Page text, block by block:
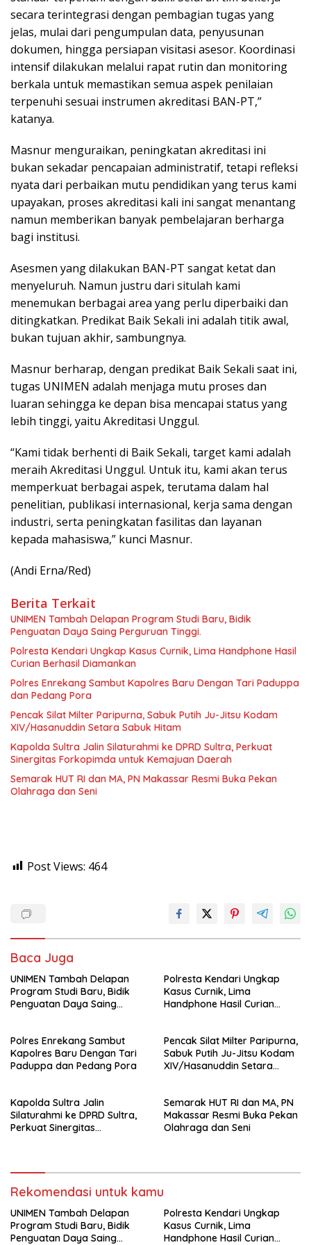
secara terintegrasi dengan pembagian tugas yang
jelas, mulai dari pengumpulan data, penyusunan
dokumen, hingga persiapan visitasi asesor. Koordinasi
intensif dilakukan melalui rapat rutin dan monitoring
berkala untuk memastikan semua aspek penilaian
terpenuhi sesuai instrumen akreditasi BAN-PT,”
katanya.
Masnur menguraikan, peningkatan akreditasi ini
bukan sekadar pencapaian administratif, tetapi refleksi
nyata dari perbaikan mutu pendidikan yang terus kami
upayakan, proses akreditasi kali ini sangat menantang
namun memberikan banyak pembelajaran berharga
bagi institusi.
Asesmen yang dilakukan BAN-PT sangat ketat dan
menyeluruh. Namun justru dari situlah kami
menemukan berbagai area yang perlu diperbaiki dan
ditingkatkan. Predikat Baik Sekali ini adalah titik awal,
bukan tujuan akhir, sambungnya.
Masnur berharap, dengan predikat Baik Sekali saat ini,
tugas UNIMEN adalah menjaga mutu proses dan
luaran sehingga ke depan bisa mencapai status yang
lebih tinggi, yaitu Akreditasi Unggul.
“Kami tidak berhenti di Baik Sekali, target kami adalah
meraih Akreditasi Unggul. Untuk itu, kami akan terus
memperkuat berbagai aspek, terutama dalam hal
penelitian, publikasi internasional, kerja sama dengan
industri, serta peningkatan fasilitas dan layanan
kepada mahasiswa,” kunci Masnur.
(Andi Erna/Red)
Berita Terkait
UNIMEN Tambah Delapan Program Studi Baru, Bidik
Penguatan Daya Saing Perguruan Tinggi.
Polresta Kendari Ungkap Kasus Curnik, Lima Handphone Hasil
Curian Berhasil Diamankan
Polres Enrekang Sambut Kapolres Baru Dengan Tari Paduppa
dan Pedang Pora
Pencak Silat Milter Paripurna, Sabuk Putih Ju-Jitsu Kodam
XIV/Hasanuddin Setara Sabuk Hitam
Kapolda Sultra Jalin Silaturahmi ke DPRD Sultra, Perkuat
Sinergitas Forkopimda untuk Kemajuan Daerah
Semarak HUT RI dan MA, PN Makassar Resmi Buka Pekan
Olahraga dan Seni
Post Views: 464
Baca Juga
UNIMEN Tambah Delapan
Program Studi Baru, Bidik
Penguatan Daya Saing
Polresta Kendari Ungkap
Kasus Curnik, Lima
Handphone Hasil Curian
Polres Enrekang Sambut
Kapolres Baru Dengan Tari
Paduppa dan Pedang Pora
Pencak Silat Milter Paripurna,
Sabuk Putih Ju-Jitsu Kodam
XIV/Hasanuddin Setara
Kapolda Sultra Jalin
Silaturahmi ke DPRD Sultra,
Perkuat Sinergitas
Semarak HUT RI dan MA, PN
Makassar Resmi Buka Pekan
Olahraga dan Seni
Rekomendasi untuk kamu
UNIMEN Tambah Delapan
Program Studi Baru, Bidik
Penguatan Daya Saing
Polresta Kendari Ungkap
Kasus Curnik, Lima
Handphone Hasil Curian